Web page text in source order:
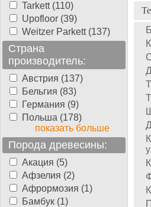
Tarkett (110)
Upofloor (39)
Weitzer Parkett (137)
Страна
производитель:
Австрия (137)
Бельгия (83)
Германия (9)
Польша (178)
показать больше
Порода древесины:
Акация (5)
Афзелия (2)
Афрормозия (1)
Бамбук (1)